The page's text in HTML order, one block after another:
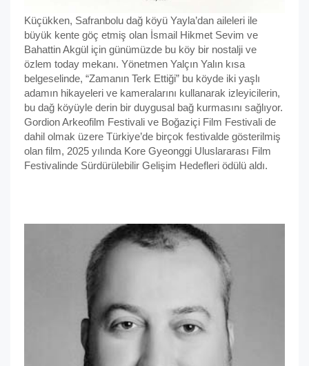
Küçükken, Safranbolu dağ köyü Yayla’dan aileleri ile
büyük kente göç etmiş olan İsmail Hikmet Sevim ve
Bahattin Akgül için günümüzde bu köy bir nostalji ve
özlem today mekanı. Yönetmen Yalçın Yalın kısa
belgeselinde, “Zamanın Terk Ettiği” bu köyde iki yaşlı
adamın hikayeleri ve kameralarını kullanarak izleyicilerin,
bu dağ köyüyle derin bir duygusal bağ kurmasını sağlıyor.
Gordion Arkeofilm Festivali ve Boğaziçi Film Festivali de
dahil olmak üzere Türkiye’de birçok festivalde gösterilmiş
olan film, 2025 yılında Kore Gyeonggi Uluslararası Film
Festivalinde Sürdürülebilir Gelişim Hedefleri ödülü aldı.